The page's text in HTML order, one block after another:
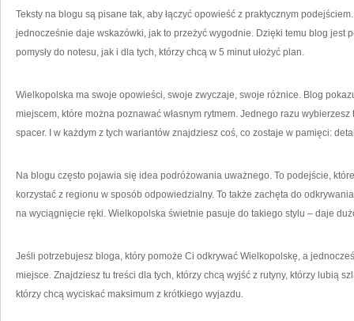
Teksty na blogu są pisane tak, aby łączyć opowieść z praktycznym
jednocześnie daje wskazówki, jak to przeżyć wygodnie. Dzięki temu blog jest
pomysły do notesu, jak i dla tych, którzy chcą w 5 minut ułożyć plan.
Wielkopolska ma swoje opowieści, swoje zwyczaje, swoje różnice. Blog
miejscem, które można poznawać własnym rytmem. Jednego razu
spacer. I w każdym z tych wariantów znajdziesz coś, co zostaje w pamięci:
Na blogu często pojawia się idea podróżowania uważnego. To podejście,
korzystać z regionu w sposób odpowiedzialny. To także zachęta do
na wyciągnięcie ręki. Wielkopolska świetnie pasuje do takiego stylu – daje
Jeśli potrzebujesz bloga, który pomoże Ci odkrywać Wielkopolskę, a
miejsce. Znajdziesz tu treści dla tych, którzy chcą wyjść z rutyny, którzy lubią
którzy chcą wyciskać maksimum z krótkiego wyjazdu.